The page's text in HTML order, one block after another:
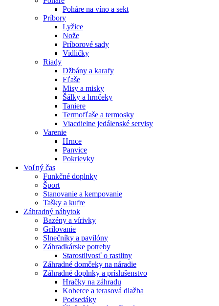
Poháre na víno a sekt
Príbory
Lyžice
Nože
Príborové sady
Vidličky
Riady
Džbány a karafy
Fľaše
Misy a misky
Šálky a hrnčeky
Taniere
Termofľaše a termosky
Viacdielne jedálenské servisy
Varenie
Hrnce
Panvice
Pokrievky
Voľný čas
Funkčné doplnky
Šport
Stanovanie a kempovanie
Tašky a kufre
Záhradný nábytok
Bazény a vírivky
Grilovanie
Slnečníky a pavilóny
Záhradkárske potreby
Starostlivosť o rastliny
Záhradné domčeky na náradie
Záhradné doplnky a príslušenstvo
Hračky na záhradu
Koberce a terasová dlažba
Podsedáky